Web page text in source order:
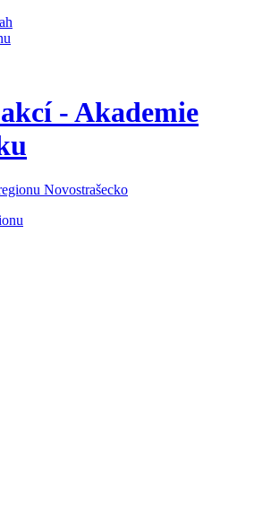
- Akademie